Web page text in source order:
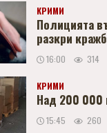
КРИМИ
Полицията
разкри
16:00 314
КРИМИ
Над 200 000
15:45 260